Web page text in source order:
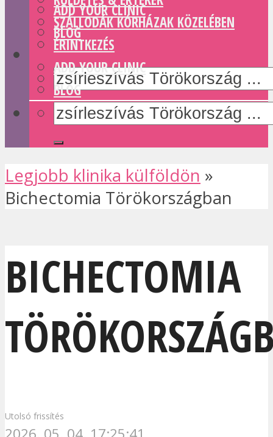
ADD YOUR CLINIC
BLOG
SZÁLLODÁK KÓRHÁZAK KÖZELÉBEN
ÉRINTKEZÉS
ADD YOUR CLINIC
BLOG
Legjobb klinika külföldön »
Bichectomia Törökországban
BICHECTOMIA
Utolsó frissítés